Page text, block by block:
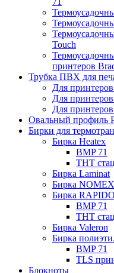
Touch
принтеров
Трубка ПВХ для
Для
Для
Для
Овальный профиль
Бирки для
Бирка Heatex
BMP 71
THT
Бирка Laminat
Бирка NOMEX
Бирка RAPIDO
BMP 71
THT
Бирка Valeron
Бирка
BMP 71
TLS
Блокноты